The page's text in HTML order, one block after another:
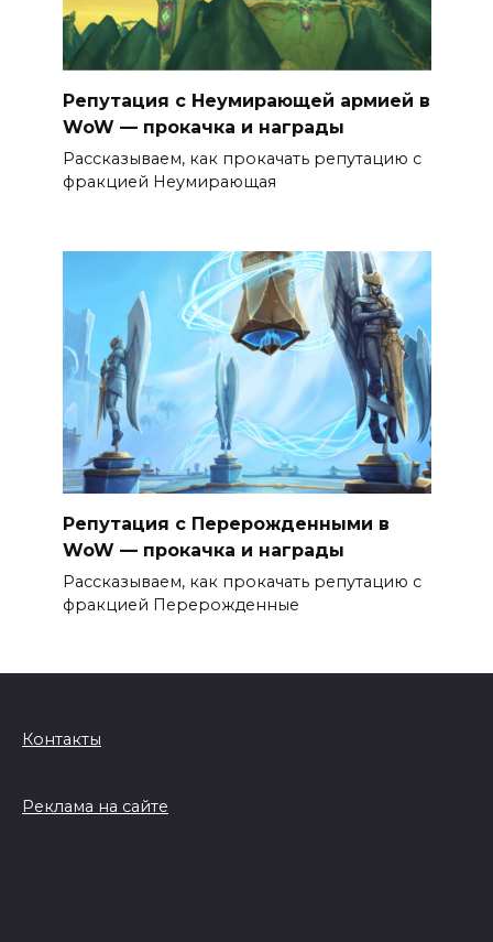
Репутация с Неумирающей армией в
WoW — прокачка и награды
Рассказываем, как прокачать репутацию с
фракцией Неумирающая
Репутация с Перерожденными в
WoW — прокачка и награды
Рассказываем, как прокачать репутацию с
фракцией Перерожденные
Контакты
Реклама на сайте